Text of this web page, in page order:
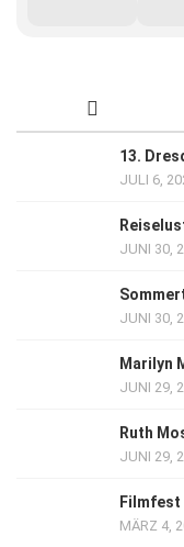
13.
JULI 6,
JUNI 30,
JUNI 30,
Marilyn
JUNI 29,
Ruth
JUNI 29,
Filmfest
MÄRZ 4,